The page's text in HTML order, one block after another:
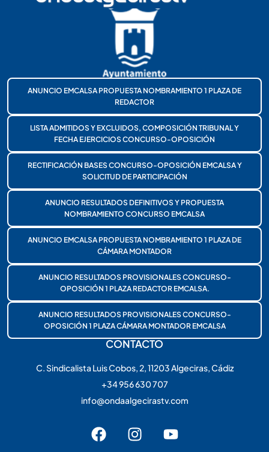
ANUNCIO EMCALSA PROPUESTA NOMBRAMIENTO 1 PLAZA DE
REDACTOR
LISTA ADMITIDOS Y EXCLUIDOS, COMPOSICIÓN TRIBUNAL Y
FECHA EJERCICIOS CONCURSO-OPOSICIÓN
RECTIFICACIÓN BASES CONCURSO-OPOSICIÓN EMCALSA Y
SOLICITUD DE PARTICIPACIÓN
ANUNCIO RESULTADOS DEFINITIVOS Y PROPUESTA
NOMBRAMIENTO CONCURSO EMCALSA
ANUNCIO EMCALSA PROPUESTA NOMBRAMIENTO 1 PLAZA DE
CÁMARA MONTADOR
ANUNCIO RESULTADOS PROVISIONALES CONCURSO-
OPOSICIÓN 1 PLAZA REDACTOR EMCALSA.
ANUNCIO RESULTADOS PROVISIONALES CONCURSO-
OPOSICIÓN 1 PLAZA CÁMARA MONTADOR EMCALSA
CONTACTO
C. Sindicalista Luis Cobos, 2, 11203 Algeciras, Cádiz
+34 956 630 707
info@ondaalgecirastv.com